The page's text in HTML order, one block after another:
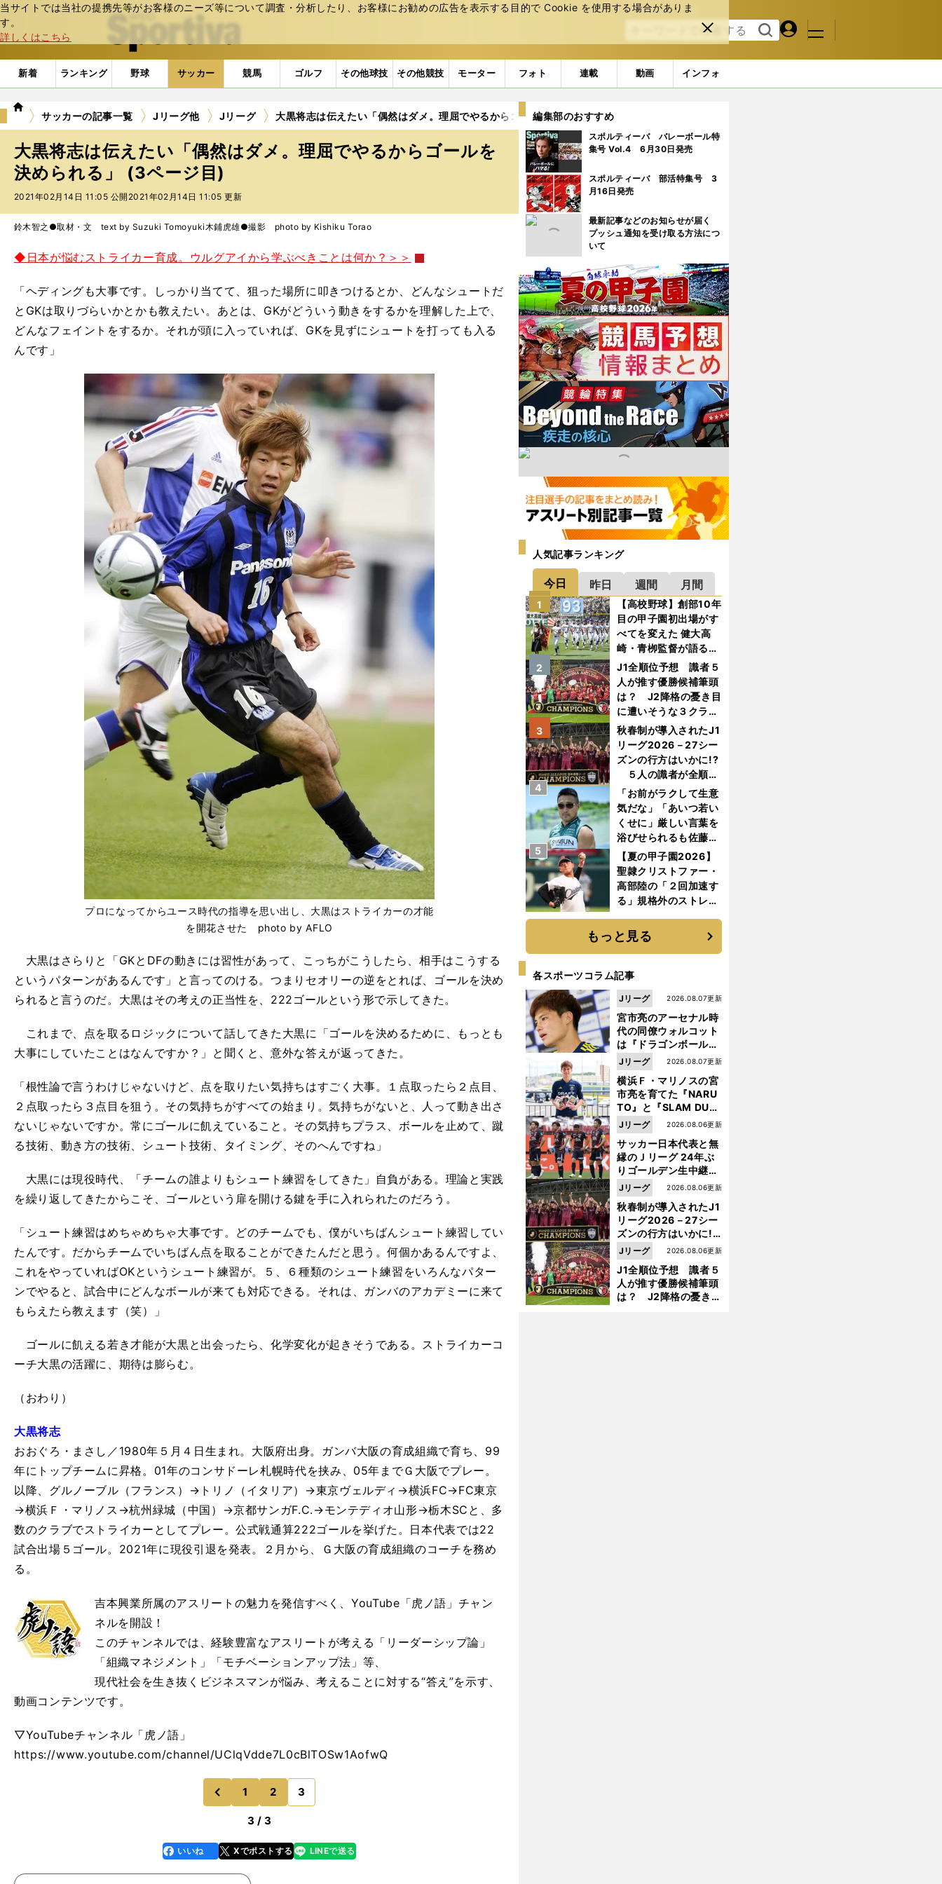
当サイトでは当社の提携先等がお客様のニーズ等について調査・分析したり、お客様にお勧めの広告を表⽰する⽬的で Cookie を使⽤する場合がありま
す。
詳しくはこちら
閉じ
る
web Sportiva (webスポルティーバ)
検索
る
マイペ
ジ
メニュ
新着 ランキング 野球 サッカー 競馬 ゴルフ その他球技 その他競技 モーター フォト 連載 動画 インフォ
we
ポ
ル
テ
ィ
ー
バ
サッカーの記事一覧 Jリーグ他 Jリーグ 大黒将志は伝えたい「偶然はダメ。理屈でやるからゴールを決められる」
大黒将志は伝えたい「偶然はダメ。理屈でやるからゴールを
決められる」 (3ページ目)
2021年02月14日 11:05 公開 2021年02月14日 11:05 更新
鈴木智之●取材・文 text by Suzuki Tomoyuki木鋪虎雄●撮影 photo by Kishiku Torao
◆日本が悩むストライカー育成。ウルグアイから学ぶべきことは何か？＞＞
「ヘディングも大事です。しっかり当てて、狙った場所に叩きつけるとか、どんなシュートだ
とGKは取りづらいかとかも教えたい。あとは、GKがどういう動きをするかを理解した上で、
どんなフェイントをするか。それが頭に入っていれば、GKを見ずにシュートを打っても入る
んです」
プロになってからユース時代の指導を思い出し、大黒はストライカーの才能
を開花させた photo by AFLO
大黒はさらりと「GKとDFの動きには習性があって、こっちがこうしたら、相手はこうする
というパターンがあるんです」と言ってのける。つまりセオリーの逆をとれば、ゴールを決め
られると言うのだ。大黒はその考えの正当性を、222ゴールという形で示してきた。
これまで、点を取るロジックについて話してきた大黒に「ゴールを決めるために、もっとも
大事にしていたことはなんですか？」と聞くと、意外な答えが返ってきた。
「根性論で言うわけじゃないけど、点を取りたい気持ちはすごく大事。１点取ったら２点目、
２点取ったら３点目を狙う。その気持ちがすべての始まり。気持ちがないと、人って動き出さ
ないじゃないですか。常にゴールに飢えていること。その気持ちプラス、ボールを止めて、蹴
る技術、動き方の技術、シュート技術、タイミング、そのへんですね」
大黒には現役時代、「チームの誰よりもシュート練習をしてきた」自負がある。理論と実践
を繰り返してきたからこそ、ゴールという扉を開ける鍵を手に入れられたのだろう。
「シュート練習はめちゃめちゃ大事です。どのチームでも、僕がいちばんシュート練習してい
たんです。だからチームでいちばん点を取ることができたんだと思う。何個かあるんですよ、
これをやっていればOKというシュート練習が。５、６種類のシュート練習をいろんなパター
ンでやると、試合中にどんなボールが来ても対応できる。それは、ガンバのアカデミーに来て
もらえたら教えます（笑）」
ゴールに飢える若き才能が大黒と出会ったら、化学変化が起きそうである。ストライカーコ
ーチ大黒の活躍に、期待は膨らむ。
（おわり）
大黒将志
おおぐろ・まさし／1980年５月４日生まれ。大阪府出身。ガンバ大阪の育成組織で育ち、99
年にトップチームに昇格。01年のコンサドーレ札幌時代を挟み、05年までＧ大阪でプレー。
以降、グルノーブル（フランス）→トリノ（イタリア）→東京ヴェルディ→横浜FC→FC東京
→横浜Ｆ・マリノス→杭州緑城（中国）→京都サンガF.C.→モンテディオ山形→栃木SCと、多
数のクラブでストライカーとしてプレー。公式戦通算222ゴールを挙げた。日本代表では22
試合出場５ゴール。2021年に現役引退を発表。２月から、Ｇ大阪の育成組織のコーチを務め
る。
吉本興業所属のアスリートの魅力を発信すべく、YouTube「虎ノ語」チャン
ネルを開設！
このチャンネルでは、経験豊富なアスリートが考える「リーダーシップ論」
「組織マネジメント」「モチベーションアップ法」等、
現代社会を生き抜くビジネスマンが悩み、考えることに対する“答え”を示す、
動画コンテンツです。
▽YouTubeチャンネル「虎ノ語」
https://www.youtube.com/channel/UClqVdde7L0cBlTOSw1AofwQ
前
のページへ
1 2 3
3 / 3
faceboo
k
いいね Xでポストする
line LINEで送る
編集部のおすすめ
スポルティーバ バレーボール特
集号 Vol.4 6月30日発売
スポルティーバ 部活特集号 3
月16日発売
最新記事などのお知らせが届く
プッシュ通知を受け取る方法につ
いて
人気記事ランキング
今日 昨日 週間 月間
【高校野球】創部10年
目の甲子園初出場がす
べてを変えた 健大高
崎・青栁監督が語る
「機動破壊」はこうし
て生まれた
1
J1全順位予想 識者５
人が推す優勝候補筆頭
は？ J2降格の憂き目
に遭いそうな３クラブ
とは？
2
秋春制が導入されたJ1
リーグ2026－27シー
ズンの行方はいかに!?
５人の識者が全順位
を大胆予想
3
「お前がラクして生意
気だな」「あいつ若い
くせに」厳しい言葉を
浴びせられるも佐藤慎
太郎が貫いた誇りとフ
ァンへの思い
4
【夏の甲子園2026】
聖隷クリストファー・
高部陸の「２回加速す
る」規格外のストレー
く大学進学を選ぶ理由
5
もっと見る
各スポーツコラム記事
宮市亮のアーセナル時
代の同僚ウォルコット
は『ドラゴンボール』
が大好き ポドルスキは
日向小次郎に憧れてい
た
2026.08.07更新
Jリーグ
横浜Ｆ・マリノスの宮
市亮を育てた『NARU
TO』と『SLAM DUN
K』 中京大中京の同
級生・木原龍一は"ジ
ャンプ係"だった
2026.08.07更新
Jリーグ
サッカー日本代表と無
縁のＪリーグ 24年ぶ
りゴールデン生中継の
開幕戦でヘタな試合は
見せられない
2026.08.06更新
Jリーグ
秋春制が導入されたJ1
リーグ2026－27シー
ズンの行方はいかに!?
５人の識者が全順位
を大胆予想
2026.08.06更新
Jリーグ
J1全順位予想 識者５
人が推す優勝候補筆頭
は？ J2降格の憂き目
2026.08.06更新
Jリーグ